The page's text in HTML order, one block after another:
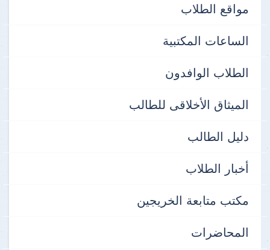
مواقع الطلاب
الساعات المكتبية
الطلاب الوافدون
الميثاق الأخلاقى للطالب
دليل الطالب
أخبار الطلاب
مكتب متابعة الخريجين
المحاضرات